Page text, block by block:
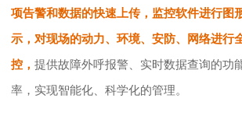
项告警和数据的快速上传，监控软件进行图
示，对现场的动力、环境、安防、网络进行
控， 提供故障外呼报警、实时数据查询的功
率，实现智能化、科学化的管理。